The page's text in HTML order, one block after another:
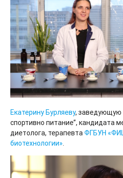
Екатерину Бурляеву, заведующую
спортивно питание”, кандидата
диетолога, терапевта ФГБУН
биотехнологии»